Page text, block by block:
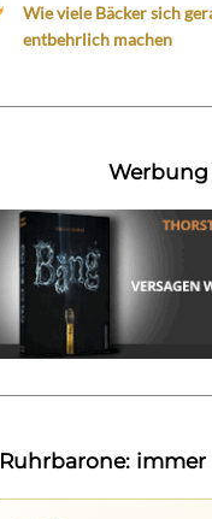
Wie viele Bäcker sich
entbehrlich machen
Werbung
Ruhrbarone: